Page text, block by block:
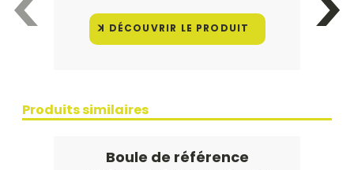
DÉCOUVRIR LE PRODUIT
Produits similaires
Boule de référence